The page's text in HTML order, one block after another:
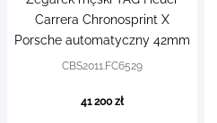
Carrera Chronosprint X
Porsche automatyczny 42mm
CBS2011.FC6529
41 200 zł